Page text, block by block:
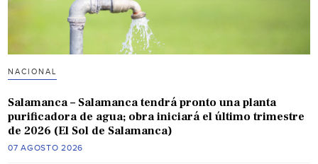
NACIONAL
Salamanca – Salamanca tendrá pronto una planta
purificadora de agua; obra iniciará el último trimestre
de 2026 (El Sol de Salamanca)
07 AGOSTO 2026